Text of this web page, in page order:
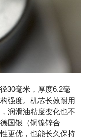
30毫米，厚度6.2毫
强度。机芯长效耐用
润滑油粘度变化也不
国银（铜镍锌合
更优，也能长久保持